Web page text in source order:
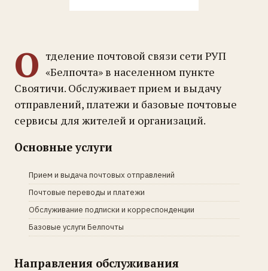
О тделение почтовой связи сети РУП
«Белпочта» в населенном пункте
Своятичи. Обслуживает прием и выдачу
отправлений, платежи и базовые почтовые
сервисы для жителей и организаций.
Основные услуги
Прием и выдача почтовых отправлений
Почтовые переводы и платежи
Обслуживание подписки и корреспонденции
Базовые услуги Белпочты
Направления обслуживания